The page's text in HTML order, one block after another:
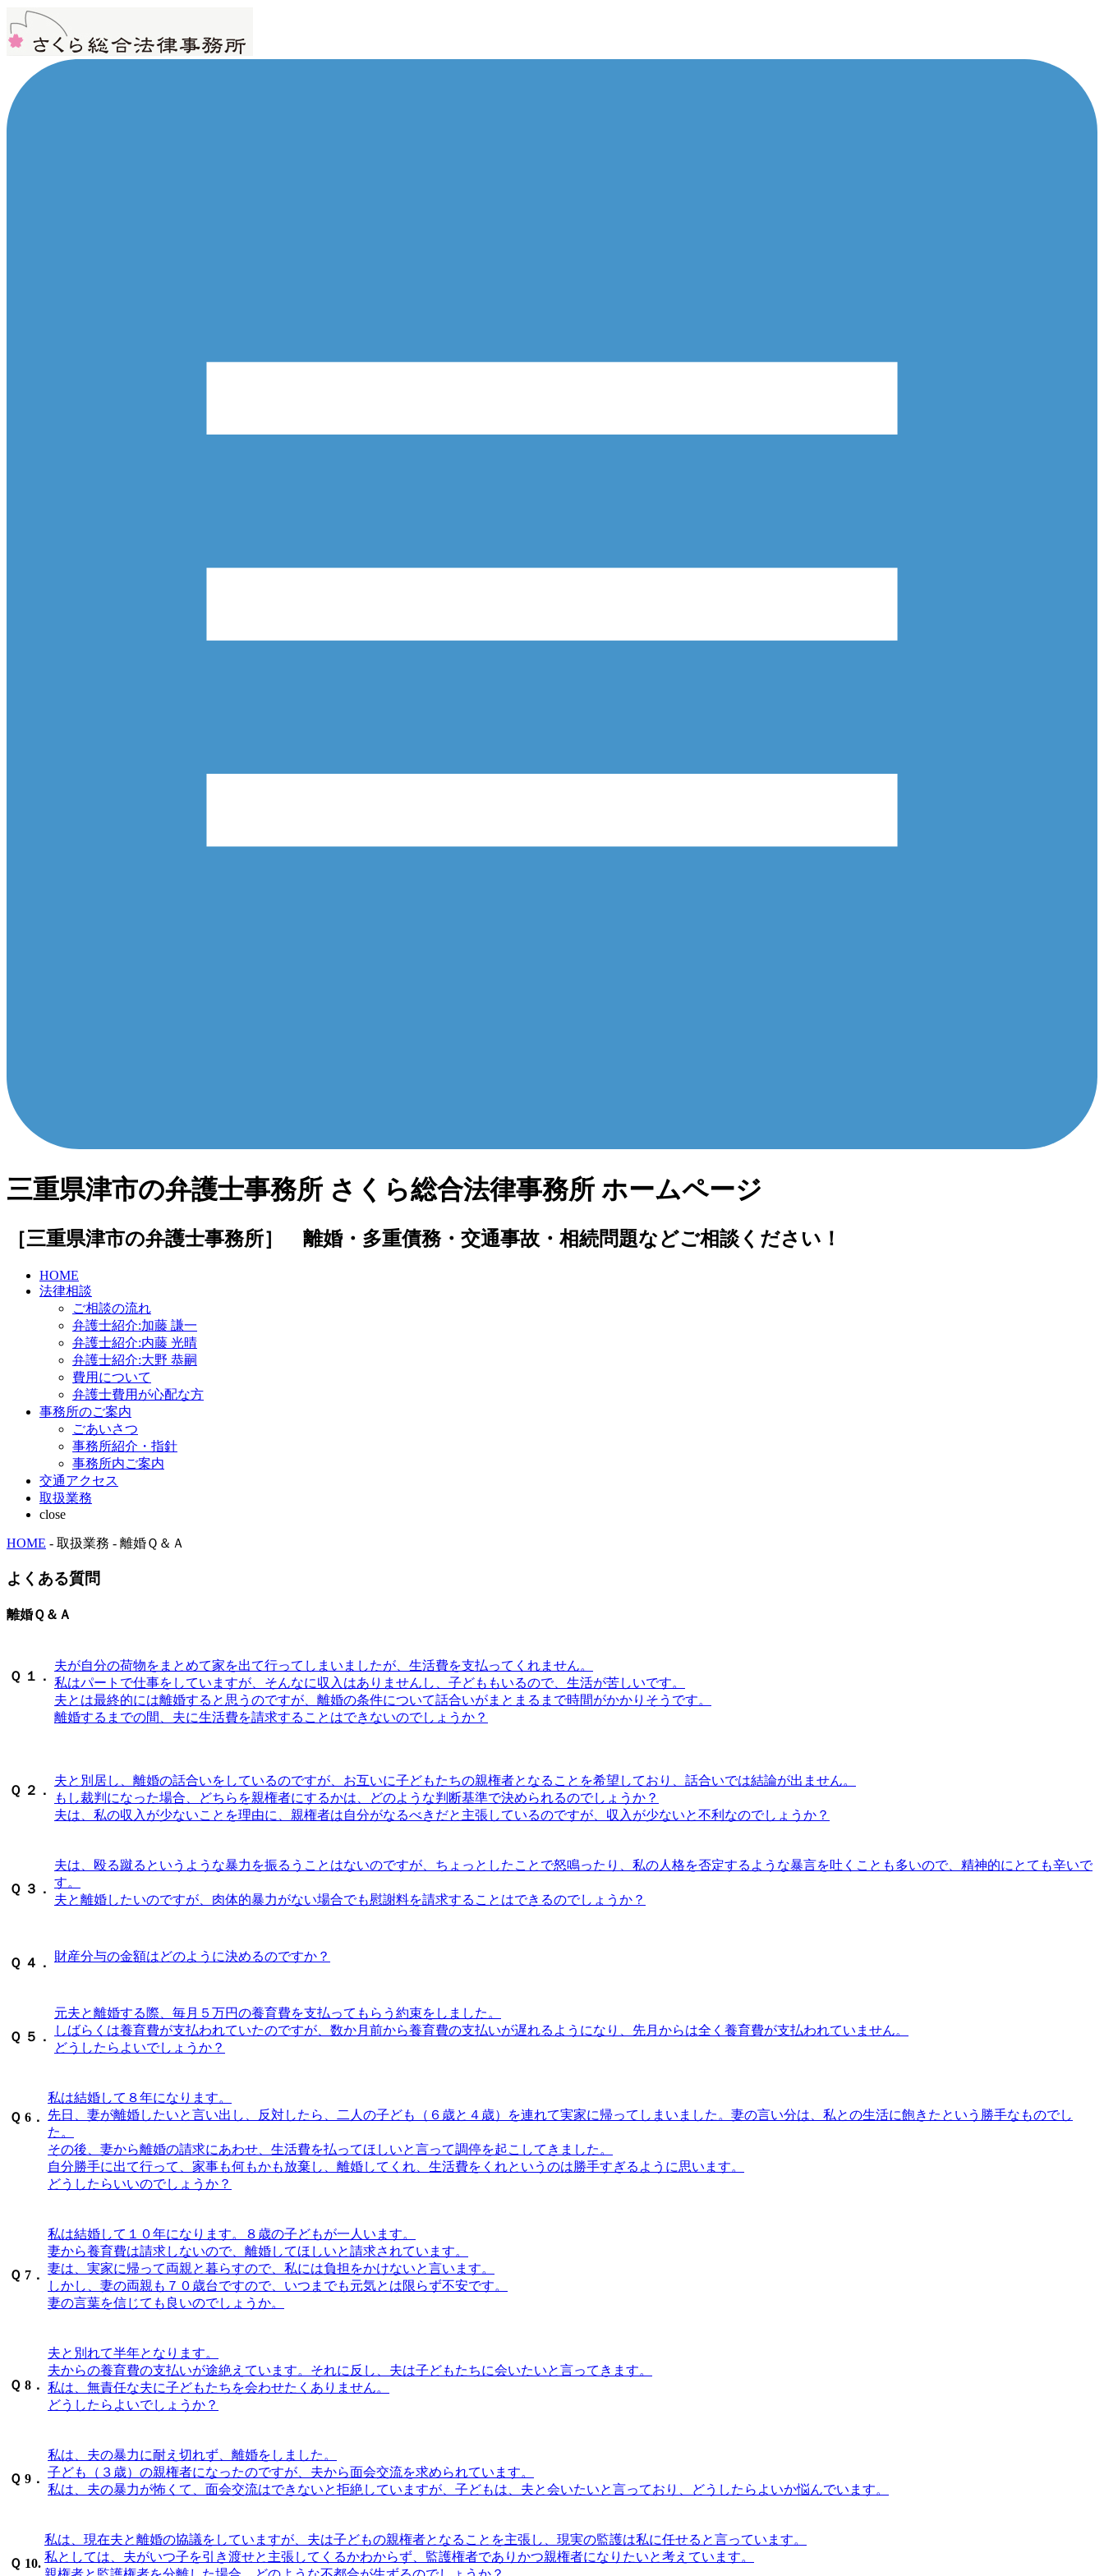
三重県津市の弁護士事務所 さくら総合法律事務所 ホームページ
［三重県津市の弁護士事務所］ 離婚・多重債務・交通事故・相続問題などご相談ください！
HOME
法律相談
ご相談の流れ
弁護士紹介:加藤 謙一
弁護士紹介:内藤 光晴
弁護士紹介:大野 恭嗣
費用について
弁護士費用が心配な方
事務所のご案内
ごあいさつ
事務所紹介・指針
事務所内ご案内
交通アクセス
取扱業務
close
HOME - 取扱業務 - 離婚Ｑ＆Ａ
よくある質問
離婚Ｑ＆Ａ
Ｑ １．
夫が自分の荷物をまとめて家を出て行ってしまいましたが、生活費を支払ってくれません。
私はパートで仕事をしていますが、そんなに収入はありませんし、子どももいるので、生活が苦しいです。
夫とは最終的には離婚すると思うのですが、離婚の条件について話合いがまとまるまで時間がかかりそうです。
離婚するまでの間、夫に生活費を請求することはできないのでしょうか？
Ｑ ２．
夫と別居し、離婚の話合いをしているのですが、お互いに子どもたちの親権者となることを希望しており、話合いでは結論が出ません。
もし裁判になった場合、どちらを親権者にするかは、どのような判断基準で決められるのでしょうか？
夫は、私の収入が少ないことを理由に、親権者は自分がなるべきだと主張しているのですが、収入が少ないと不利なのでしょうか？
Ｑ ３．
夫は、殴る蹴るというような暴力を振るうことはないのですが、ちょっとしたことで怒鳴ったり、私の人格を否定するような暴言を吐くことも多いので、精神的にとても辛いで
す。
夫と離婚したいのですが、肉体的暴力がない場合でも慰謝料を請求することはできるのでしょうか？
Ｑ ４． 財産分与の金額はどのように決めるのですか？
Ｑ ５．
元夫と離婚する際、毎月５万円の養育費を支払ってもらう約束をしました。
しばらくは養育費が支払われていたのですが、数か月前から養育費の支払いが遅れるようになり、先月からは全く養育費が支払われていません。
どうしたらよいでしょうか？
Ｑ 6．
私は結婚して８年になります。
先日、妻が離婚したいと言い出し、反対したら、二人の子ども（６歳と４歳）を連れて実家に帰ってしまいました。妻の言い分は、私との生活に飽きたという勝手なものでし
た。
その後、妻から離婚の請求にあわせ、生活費を払ってほしいと言って調停を起こしてきました。
自分勝手に出て行って、家事も何もかも放棄し、離婚してくれ、生活費をくれというのは勝手すぎるように思います。
どうしたらいいのでしょうか？
Ｑ 7．
私は結婚して１０年になります。８歳の子どもが一人います。
妻から養育費は請求しないので、離婚してほしいと請求されています。
妻は、実家に帰って両親と暮らすので、私には負担をかけないと言います。
しかし、妻の両親も７０歳台ですので、いつまでも元気とは限らず不安です。
妻の言葉を信じても良いのでしょうか。
Ｑ 8．
夫と別れて半年となります。
夫からの養育費の支払いが途絶えています。それに反し、夫は子どもたちに会いたいと言ってきます。
私は、無責任な夫に子どもたちを会わせたくありません。
どうしたらよいでしょうか？
Ｑ 9．
私は、夫の暴力に耐え切れず、離婚をしました。
子ども（３歳）の親権者になったのですが、夫から面会交流を求められています。
私は、夫の暴力が怖くて、面会交流はできないと拒絶していますが、子どもは、夫と会いたいと言っており、どうしたらよいか悩んでいます。
Ｑ 10.
私は、現在夫と離婚の協議をしていますが、夫は子どもの親権者となることを主張し、現実の監護は私に任せると言っています。
私としては、夫がいつ子を引き渡せと主張してくるかわからず、監護権者でありかつ親権者になりたいと考えています。